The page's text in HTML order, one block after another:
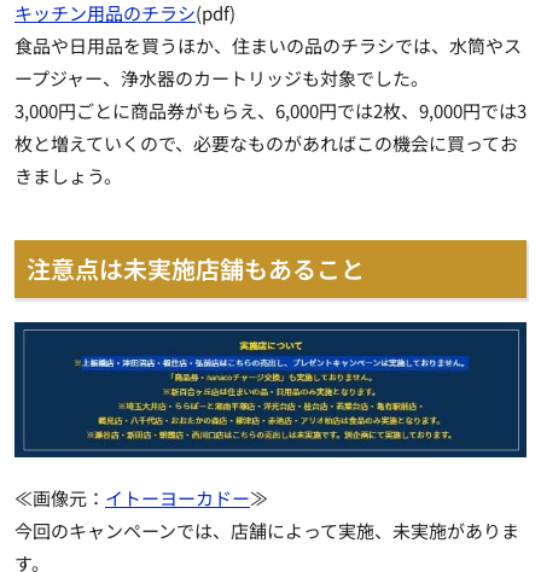
キッチン用品のチラシ(pdf)
食品や日用品を買うほか、住まいの品のチラシでは、水筒やス
ープジャー、浄水器のカートリッジも対象でした。
3,000円ごとに商品券がもらえ、6,000円では2枚、9,000円では3
枚と増えていくので、必要なものがあればこの機会に買ってお
きましょう。
注意点は未実施店舗もあること
≪画像元： イトーヨーカドー≫
今回のキャンペーンでは、店舗によって実施、未実施がありま
す。